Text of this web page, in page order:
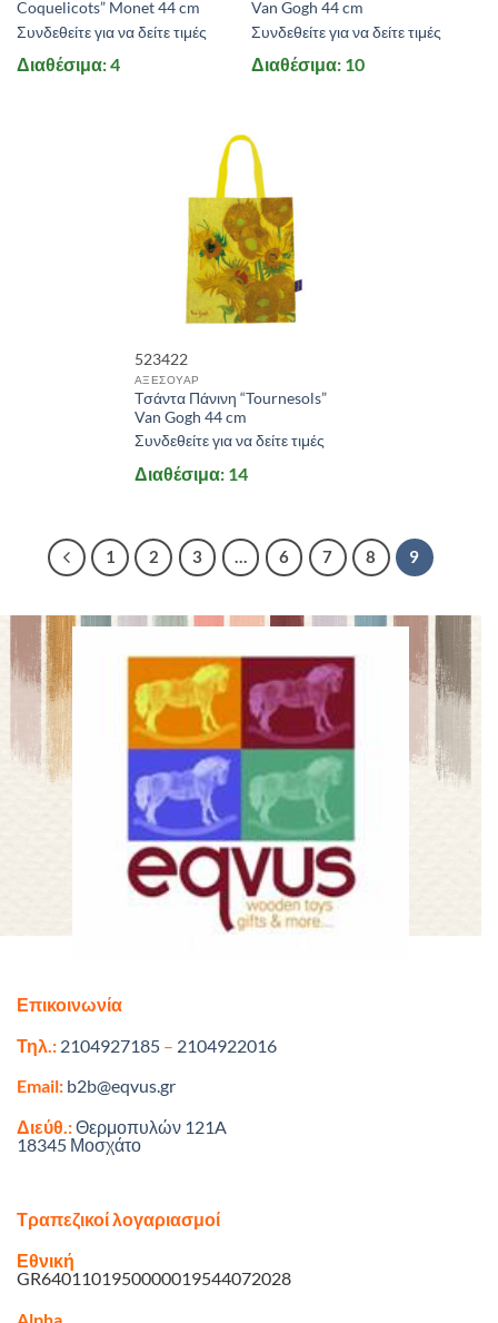
Coquelicots” Monet 44 cm
Συνδεθείτε για να δείτε τιμές
Διαθέσιμα: 4
Van Gogh 44 cm
Συνδεθείτε για να δείτε τιμές
Διαθέσιμα: 10
523422
ΑΞΕΣΟΥΑΡ
Τσάντα Πάνινη “Tournesols”
Van Gogh 44 cm
Συνδεθείτε για να δείτε τιμές
Διαθέσιμα: 14
1 2 3 … 6 7 8 9
Επικοινωνία
Τηλ.: 2104927185 – 2104922016
Email: b2b@eqvus.gr
Διεύθ.:Θερμοπυλών 121A
18345 Μοσχάτο
Τραπεζικοί λογαριασμοί
Εθνική
GR6401101950000019544072028
Alpha